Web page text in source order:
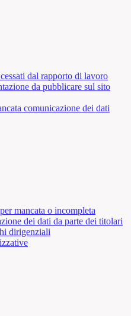
dal rapporto di lavoro
da pubblicare sul sito
comunicazione dei dati
mancata o incompleta
dei dati da parte dei titolari
dirigenziali